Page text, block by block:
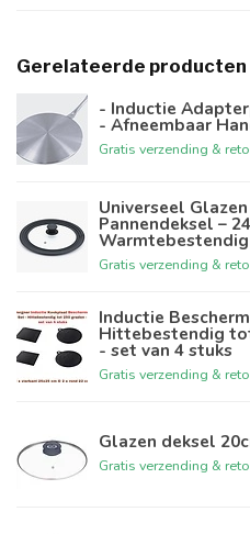
Gerelateerde producten
- Inductie
- Afneembaar
Gratis verzending &
Universeel Glazen
Pannendeksel –
Warmtebestendig
Gratis verzending &
Inductie
Hittebestendig
- set van 4 stuks
Gratis verzending &
Glazen deksel
Gratis verzending &